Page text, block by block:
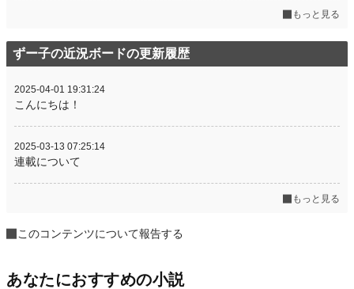
もっと見る
ずー子の近況ボードの更新履歴
2025-04-01 19:31:24
こんにちは！
2025-03-13 07:25:14
連載について
もっと見る
このコンテンツについて報告する
あなたにおすすめの小説